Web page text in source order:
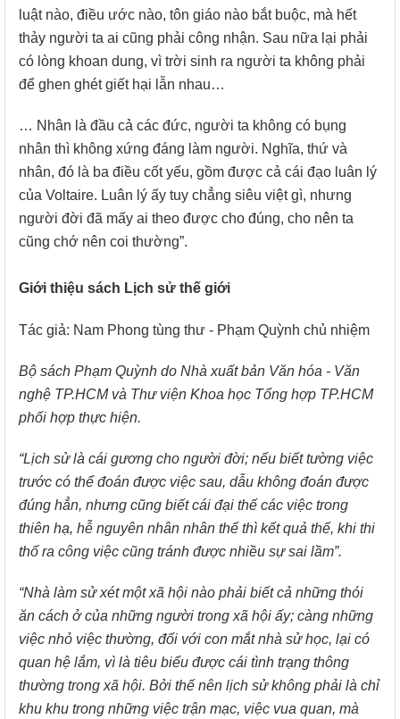
luật nào, điều ước nào, tôn giáo nào bắt buộc, mà hết
thảy người ta ai cũng phải công nhận. Sau nữa lại phải
có lòng khoan dung, vì trời sinh ra người ta không phải
để ghen ghét giết hại lẫn nhau…
… Nhân là đầu cả các đức, người ta không có bụng
nhân thì không xứng đáng làm người. Nghĩa, thứ và
nhân, đó là ba điều cốt yếu, gồm được cả cái đạo luân lý
của Voltaire. Luân lý ấy tuy chẳng siêu việt gì, nhưng
người đời đã mấy ai theo được cho đúng, cho nên ta
cũng chớ nên coi thường”.
Giới thiệu sách Lịch sử thế giới
Tác giả: Nam Phong tùng thư - Phạm Quỳnh chủ nhiệm
Bộ sách Phạm Quỳnh do Nhà xuất bản Văn hóa - Văn
nghệ TP.HCM và Thư viện Khoa học Tổng hợp TP.HCM
phối hợp thực hiện.
“Lịch sử là cái gương cho người đời; nếu biết tường việc
trước có thể đoán được việc sau, dẫu không đoán được
đúng hẳn, nhưng cũng biết cái đại thế các việc trong
thiên hạ, hễ nguyên nhân nhân thế thì kết quả thế, khi thi
thố ra công việc cũng tránh được nhiều sự sai lầm”.
“Nhà làm sử xét một xã hội nào phải biết cả những thói
ăn cách ở của những người trong xã hội ấy; càng những
việc nhỏ việc thường, đối với con mắt nhà sử học, lại có
quan hệ lắm, vì là tiêu biểu được cái tình trạng thông
thường trong xã hội. Bởi thế nên lịch sử không phải là chỉ
khu khu trong những việc trận mạc, việc vua quan, mà